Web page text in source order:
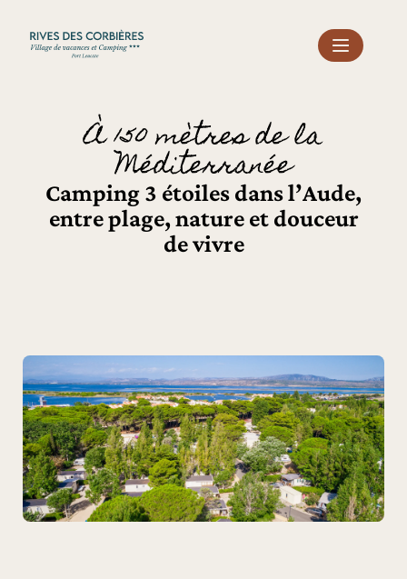
À 150 mètres de la
Méditerranée
Camping 3 étoiles dans l’Aude,
entre plage, nature et douceur
de vivre